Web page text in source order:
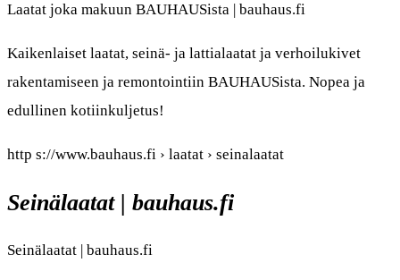
Laatat joka makuun BAUHAUSista | bauhaus.fi
Kaikenlaiset laatat, seinä- ja lattialaatat ja verhoilukivet
rakentamiseen ja remontointiin BAUHAUSista. Nopea ja
edullinen kotiinkuljetus!
http s://www.bauhaus.fi › laatat › seinalaatat
Seinälaatat | bauhaus.fi
Seinälaatat | bauhaus.fi